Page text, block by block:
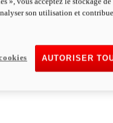
son utilisation et
AUTORISER